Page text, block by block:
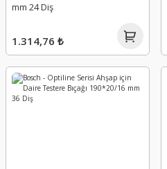
mm 24 Diş
1.314,76 ₺